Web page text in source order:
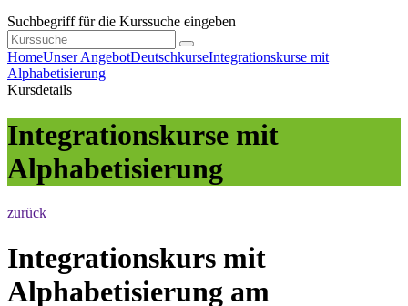
Suchbegriff für die Kurssuche eingeben
HomeUnser AngebotDeutschkurseIntegrationskurse mit
Alphabetisierung
Kursdetails
Integrationskurse mit
Alphabetisierung
zurück
Integrationskurs mit
Alphabetisierung am